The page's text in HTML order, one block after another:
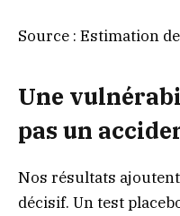
Source : Estimation
Une
pas un
Nos résultats
décisif. Un test